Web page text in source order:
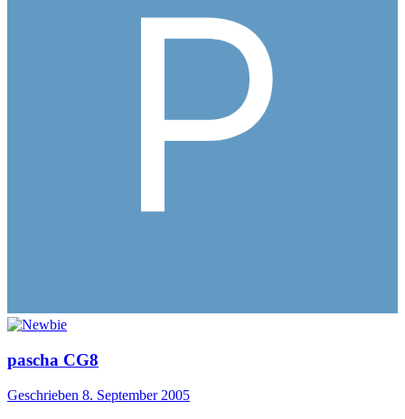
pascha CG8
Geschrieben 8. September 2005